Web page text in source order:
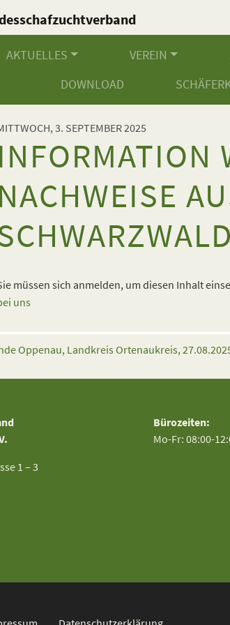
Württemberg e.V.
AKTUELLES VEREIN
DOWNLOAD
3. SEPTEMBER 2025
INFORMATION
NACHWEISE
müssen sich anmelden, um diesen Inhalt
uns
Oppenau, Landkreis Ortenaukreis,
1 – 3
Bürozeiten:
Mo-Fr: 08:00-